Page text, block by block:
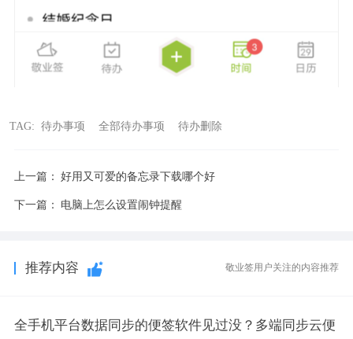
TAG: 待办事项 全部待办事项 待办删除
上一篇： 好用又可爱的备忘录下载哪个好
下一篇： 电脑上怎么设置闹钟提醒
推荐内容 敬业签用户关注的内容推荐
全手机平台数据同步的便签软件见过没？多端同步云便